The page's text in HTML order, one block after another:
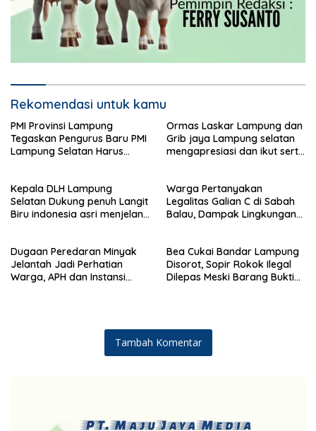
Rekomendasi untuk kamu
PMI Provinsi Lampung
Tegaskan Pengurus Baru PMI
Lampung Selatan Harus
Ormas Laskar Lampung dan
Grib jaya Lampung selatan
mengapresiasi dan ikut serta
(dewan pimpinan cabang)
Partai Demokrat Lampung
Selatan gelar aksi bersih-
Kepala DLH Lampung
Selatan Dukung penuh Langit
Biru indonesia asri menjelang
Warga Pertanyakan
Legalitas Galian C di Sabah
Balau, Dampak Lingkungan
Dugaan Peredaran Minyak
Jelantah Jadi Perhatian
Warga, APH dan Instansi
Bea Cukai Bandar Lampung
Disorot, Sopir Rokok Ilegal
Dilepas Meski Barang Bukti
Tambah Komentar